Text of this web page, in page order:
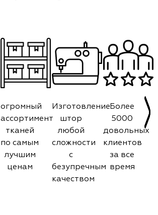
огромный
ассортимент
тканей
по самым
лучшим
ценам
Изготовление
штор
любой
сложности
с
безупречным
качеством
Более
5000
довольных
клиентов
за все
время